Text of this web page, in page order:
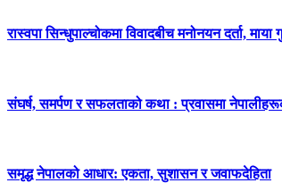
रास्वपा सिन्धुपाल्चोकमा विवादबीच मनोनयन दर्ता,
संघर्ष, समर्पण र सफलताको कथा : प्रवासमा
समृद्ध नेपालको आधार: एकता, सुशासन र जवाफदेहिता